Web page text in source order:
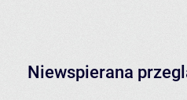
Niewspierana